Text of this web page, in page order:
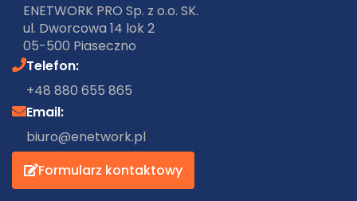
ENETWORK PRO Sp. z o.o. SK.
ul. Dworcowa 14 lok 2
05-500 Piaseczno
Telefon:
+48 880 655 865
Email:
biuro@enetwork.pl
Formularz kontaktowy